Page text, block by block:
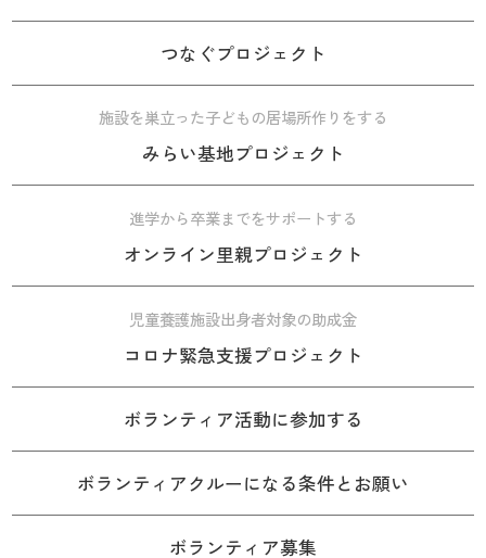
つなぐプロジェクト
施設を巣立った子どもの居場所作りをする
みらい基地プロジェクト
進学から卒業までをサポートする
オンライン里親プロジェクト
児童養護施設出身者対象の助成金
コロナ緊急支援プロジェクト
ボランティア活動に参加する
ボランティアクルーになる条件とお願い
ボランティア募集